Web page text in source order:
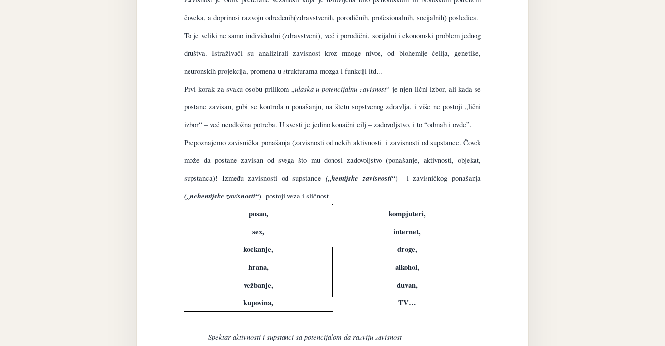
čoveka, a doprinosi razvoju određenih(zdravstvenih, porodičnih, profesionalnih, socijalnih) posledica.
To je veliki ne samo individualni (zdravstveni), već i porodični, socijalni i ekonomski problem jednog
društva. Istraživači su analizirali zavisnost kroz mnoge nivoe, od biohemije ćelija, genetike,
neuronskih projekcija, promena u strukturama mozga i funkciji itd…
Prvi korak za svaku osobu prilikom „ulaska u potencijalnu zavisnost“ je njen lični izbor, ali kada se
postane zavisan, gubi se kontrola u ponašanju, na štetu sopstvenog zdravlja, i više ne postoji „lični
izbor“ – već neodložna potreba. U svesti je jedino konačni cilj – zadovoljstvo, i to “odmah i ovde”.
Prepoznajemo zavisnička ponašanja (zavisnosti od nekih aktivnosti i zavisnosti od supstance. Čovek
može da postane zavisan od svega što mu donosi zadovoljstvo (ponašanje, aktivnosti, objekat,
supstanca)! Između zavisnosti od supstance („hemijske zavisnosti“) i zavisničkog ponašanja
(„nehemijske zavisnosti“) postoji veza i sličnost.
posao,
sex,
kockanje,
hrana,
vežbanje,
kupovina,
kompjuteri,
internet,
droge,
alkohol,
duvan,
TV…
Spektar aktivnosti i supstanci sa potencijalom da razviju zavisnost